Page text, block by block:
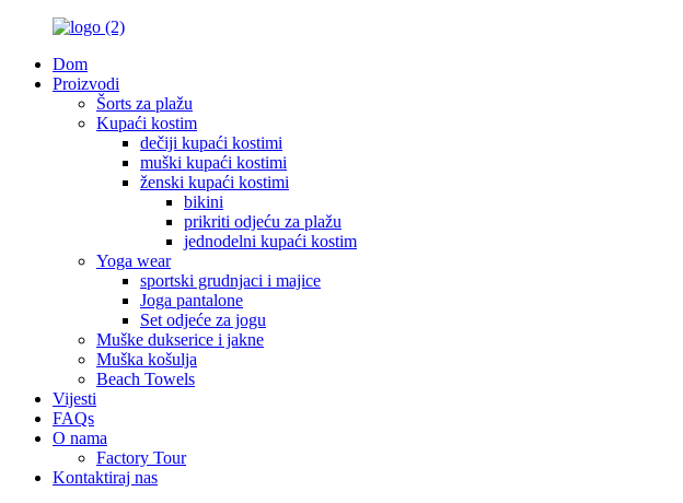
Dom
Proizvodi
Šorts za plažu
Kupaći kostim
dečiji kupaći kostimi
muški kupaći kostimi
ženski kupaći kostimi
bikini
prikriti odjeću za plažu
jednodelni kupaći kostim
Yoga wear
sportski grudnjaci i majice
Joga pantalone
Set odjeće za jogu
Muške dukserice i jakne
Muška košulja
Beach Towels
Vijesti
FAQs
O nama
Factory Tour
Kontaktiraj nas